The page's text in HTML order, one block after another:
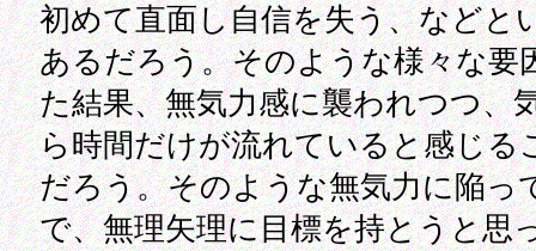
初めて直面し自信を失う、などと
あるだろう。そのような様々な要
た結果、無気力感に襲われつつ、
ら時間だけが流れていると感じる
だろう。そのような無気力に陥っ
で、無理矢理に目標を持とうと思